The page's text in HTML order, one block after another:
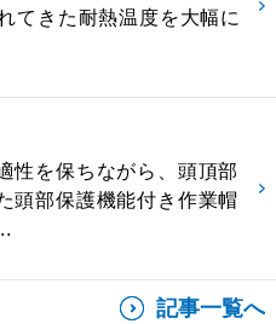
てきた耐熱温度を大幅に
性を保ちながら、頭頂部
頭部保護機能付き作業帽
記事一覧へ